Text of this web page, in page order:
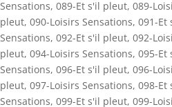
Sensations, 089-Et s'il pleut, 089-
pleut, 090-Loisirs Sensations, 091-Et
Sensations, 092-Et s'il pleut, 092-
pleut, 094-Loisirs Sensations, 095-Et
Sensations, 096-Et s'il pleut, 096-
pleut, 097-Loisirs Sensations, 098-Et
Sensations, 099-Et s'il pleut, 099-